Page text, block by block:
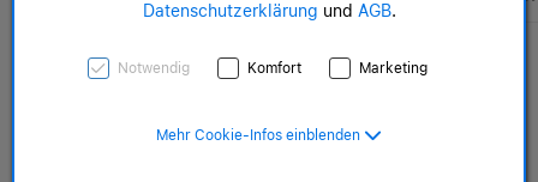
Datenschutzerklärung und AGB.
Notwendig Komfort Marketing
Mehr Cookie-Infos einblenden